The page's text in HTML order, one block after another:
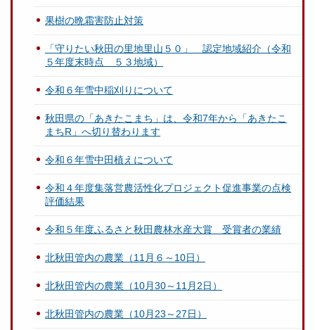
果樹の晩霜害防止対策
「守りたい秋田の里地里山５０」 認定地域紹介（令和
５年度末時点 ５３地域）
令和６年雪中稲刈りについて
秋田県の「あきたこまち」は、令和7年から「あきたこ
まちR」へ切り替わります
令和６年雪中田植えについて
令和４年度集落営農活性化プロジェクト促進事業の点検
評価結果
令和５年度ふるさと秋田農林水産大賞 受賞者の業績
北秋田管内の農業（11月６～10日）
北秋田管内の農業（10月30～11月2日）
北秋田管内の農業（10月23～27日）